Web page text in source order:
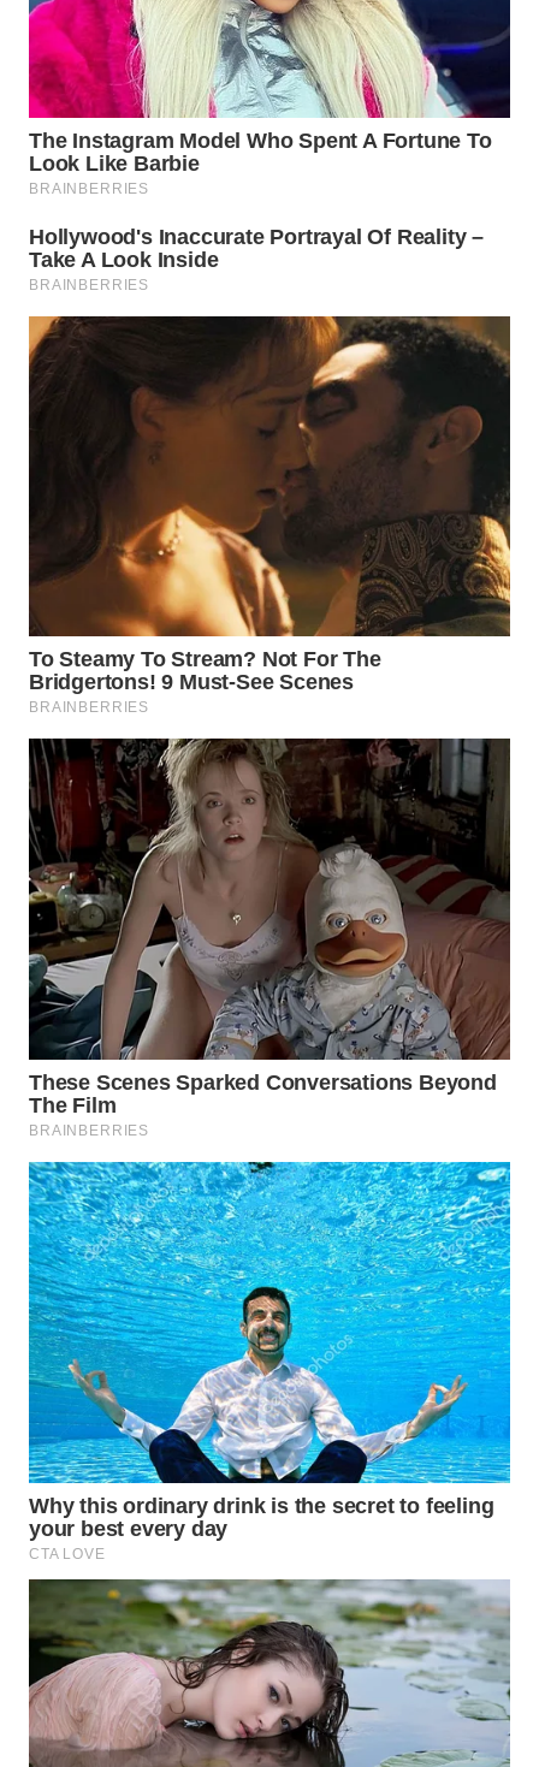
SUKABUMI
WN
PURWAKARTA
WN
PRIANGAN
WN
MADURA
WN
SURABAYA
NATUNA
WN
BINTAN
WN
MANDALIKA
WN
LIKUPANG
WN
LABUANBAJO
WN
BORNEO
Wahana
Media
Group
WAHANA
NEWS
WAHANA
TANI
WAHANA
ADVOKAT
WAHANA
INFRASTRUKTUR
WAHANA
KONSUMEN